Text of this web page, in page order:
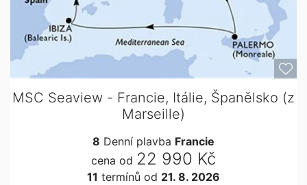
MSC Seaview - Francie, Itálie, Španělsko (z
Marseille)
8 Denní plavba Francie
cena od 22 990 Kč
11 termínů od 21. 8. 2026